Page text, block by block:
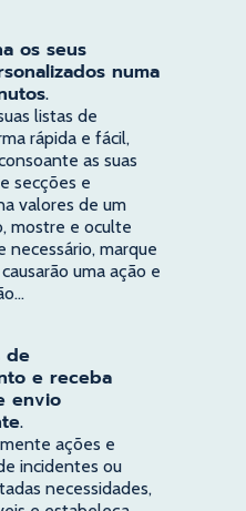
os seus
numa
listas de
rápida e fácil,
as suas
secções e
valores de um
mostre e oculte
necessário, marque
uma ação e
de
e receba
envio
ações e
incidentes ou
necessidades,